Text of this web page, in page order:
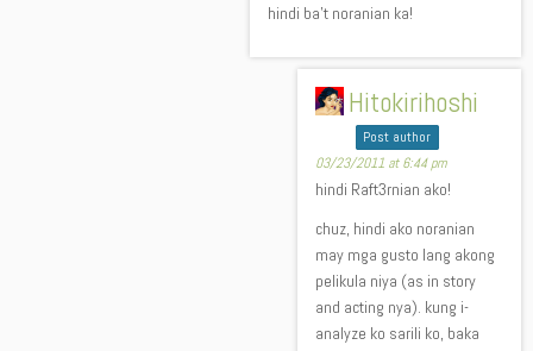
hindi ba’t noranian ka!
Hitokirihoshi
Post author
03/23/2011 at 6:44 pm
hindi Raft3rnian ako!
chuz, hindi ako noranian
may mga gusto lang akong
pelikula niya (as in story
and acting nya). kung i-
analyze ko sarili ko, baka